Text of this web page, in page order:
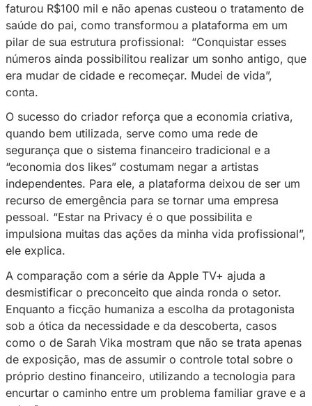
A história expõe uma lacuna frequente no
influência tradicional. Muitas vezes, o criador
conteúdo fica refém de algoritmos e de